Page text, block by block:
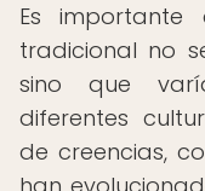
Es
tradicional no
sino que
diferentes
de creencias,